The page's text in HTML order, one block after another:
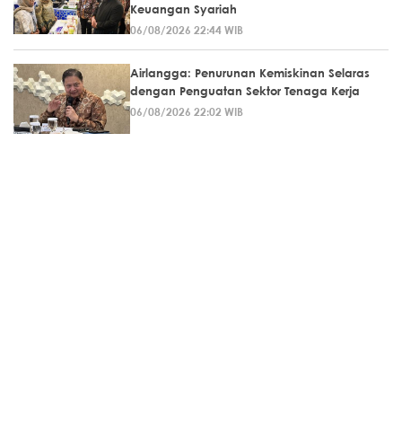
Keuangan Syariah
06/08/2026 22:44 WIB
Airlangga: Penurunan Kemiskinan Selaras
dengan Penguatan Sektor Tenaga Kerja
06/08/2026 22:02 WIB